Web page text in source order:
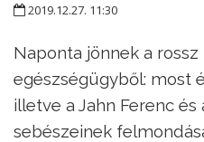
2019.12.27. 11:30
Naponta jönnek a rossz
egészségügyből: most
illetve a Jahn Ferenc és
sebészeinek